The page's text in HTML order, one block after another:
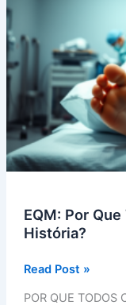
EQM: Por
História?
EQM:
Read Post »
POR QUE TODOS